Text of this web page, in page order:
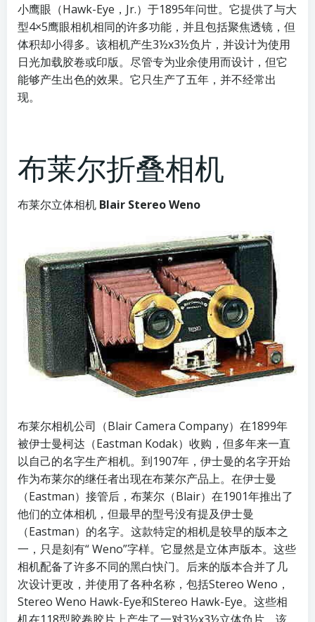
小鹰眼（Hawk-Eye，Jr.）于1895年问世。它提供了与大
型4×5鹰眼相机相同的许多功能，并且包括聚焦透镜，但
体积却小得多。该相机产生3½x3½负片，并设计为使用
日光加载胶卷或印版。尽管专为业余使用而设计，但它
能够产生出色的效果。它只生产了五年，并不经常出
现。
布莱尔折叠相机
布莱尔立体相机 Blair Stereo Weno
布莱尔相机公司（Blair Camera Company）在1899年
被伊士曼柯达（Eastman Kodak）收购，但多年来一直
以自己的名字生产相机。到1907年，伊士曼的名字开始
作为布莱尔的继任者出现在布莱尔产品上。在伊士曼
（Eastman）接管后，布莱尔（Blair）在1901年推出了
他们的立体相机，但最早的型号没有提及伊士曼
（Eastman）的名字。这款特定的相机是较早的版本之
一，只是刻有“ Weno”字样。它显然是立体声版本。这些
相机配备了许多不同的黑白快门。后来的版本合并了几
次设计更改，并使用了各种名称，包括Stereo Weno，
Stereo Weno Hawk-Eye和Stereo Hawk-Eye。这些相